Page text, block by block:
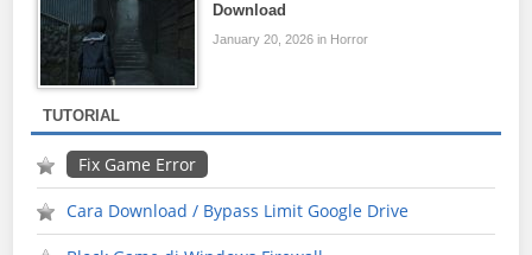
Download
January 20, 2026 in Horror
TUTORIAL
Fix Game Error
Cara Download / Bypass Limit Google Drive